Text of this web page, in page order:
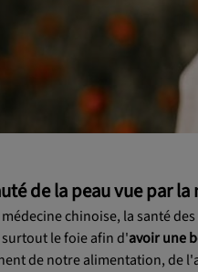
de la peau vue par
chinoise, la santé
le foie afin d'avoir une
de notre alimentation, de